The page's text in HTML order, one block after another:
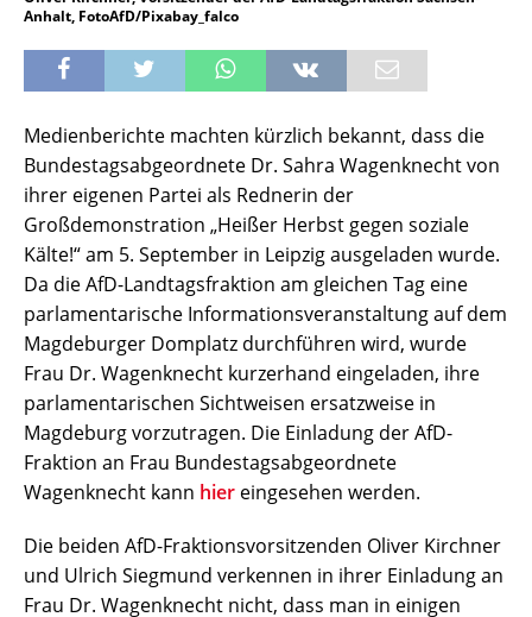
Anhalt, FotoAfD/Pixabay_falco
Medienberichte machten kürzlich bekannt, dass die
Bundestagsabgeordnete Dr. Sahra Wagenknecht von
ihrer eigenen Partei als Rednerin der
Großdemonstration „Heißer Herbst gegen soziale
Kälte!“ am 5. September in Leipzig ausgeladen wurde.
Da die AfD-Landtagsfraktion am gleichen Tag eine
parlamentarische Informationsveranstaltung auf dem
Magdeburger Domplatz durchführen wird, wurde
Frau Dr. Wagenknecht kurzerhand eingeladen, ihre
parlamentarischen Sichtweisen ersatzweise in
Magdeburg vorzutragen. Die Einladung der AfD-
Fraktion an Frau Bundestagsabgeordnete
Wagenknecht kann hier eingesehen werden.
Die beiden AfD-Fraktionsvorsitzenden Oliver Kirchner
und Ulrich Siegmund verkennen in ihrer Einladung an
Frau Dr. Wagenknecht nicht, dass man in einigen